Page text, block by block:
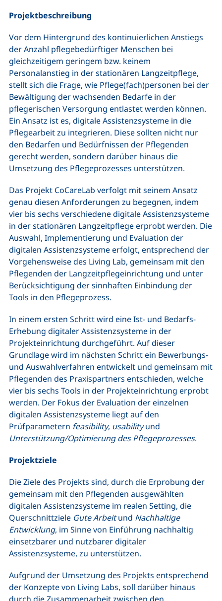
Projektbeschreibung
Vor dem Hintergrund des kontinuierlichen Anstiegs
der Anzahl pflegebedürftiger Menschen bei
gleichzeitigem geringem bzw. keinem
Personalanstieg in der stationären Langzeitpflege,
stellt sich die Frage, wie Pflege(fach)personen bei der
Bewältigung der wachsenden Bedarfe in der
pflegerischen Versorgung entlastet werden können.
Ein Ansatz ist es, digitale Assistenzsysteme in die
Pflegearbeit zu integrieren. Diese sollten nicht nur
den Bedarfen und Bedürfnissen der Pflegenden
gerecht werden, sondern darüber hinaus die
Umsetzung des Pflegeprozesses unterstützen.
Das Projekt CoCareLab verfolgt mit seinem Ansatz
genau diesen Anforderungen zu begegnen, indem
vier bis sechs verschiedene digitale Assistenzsysteme
in der stationären Langzeitpflege erprobt werden. Die
Auswahl, Implementierung und Evaluation der
digitalen Assistenzsysteme erfolgt, entsprechend der
Vorgehensweise des Living Lab, gemeinsam mit den
Pflegenden der Langzeitpflegeinrichtung und unter
Berücksichtigung der sinnhaften Einbindung der
Tools in den Pflegeprozess.
In einem ersten Schritt wird eine Ist- und Bedarfs-
Erhebung digitaler Assistenzsysteme in der
Projekteinrichtung durchgeführt. Auf dieser
Grundlage wird im nächsten Schritt ein Bewerbungs-
und Auswahlverfahren entwickelt und gemeinsam mit
Pflegenden des Praxispartners entschieden, welche
vier bis sechs Tools in der Projekteinrichtung erprobt
werden. Der Fokus der Evaluation der einzelnen
digitalen Assistenzsysteme liegt auf den
Prüfparametern feasibility, usabilityund
Unterstützung/Optimierung des Pflegeprozesses.
Projektziele
Die Ziele des Projekts sind, durch die Erprobung der
gemeinsam mit den Pflegenden ausgewählten
digitalen Assistenzsysteme im realen Setting, die
Querschnittziele Gute Arbeitund Nachhaltige
Entwicklung, im Sinne von Einführung nachhaltig
einsetzbarer und nutzbarer digitaler
Assistenzsysteme, zu unterstützen.
Aufgrund der Umsetzung des Projekts entsprechend
der Konzepte von Living Labs, soll darüber hinaus